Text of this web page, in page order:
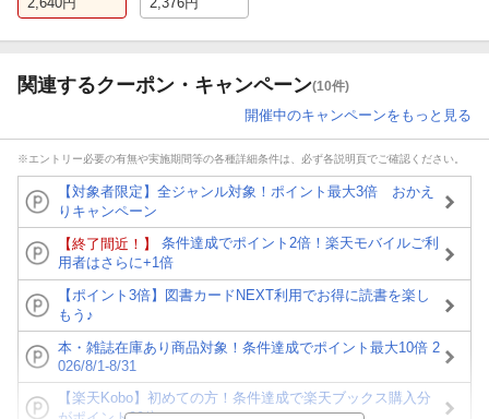
関連するクーポン・キャンペーン(10件)
開催中のキャンペーンをもっと見る
※エントリー必要の有無や実施期間等の各種詳細条件は、必ず各説明頁でご確認ください。
【対象者限定】全ジャンル対象！ポイント最大3倍 おかえ
りキャンペーン
【終了間近！】
条件達成でポイント2倍！楽天モバイルご利
用者はさらに+1倍
【ポイント3倍】図書カードNEXT利用でお得に読書を楽し
もう♪
本・雑誌在庫あり商品対象！条件達成でポイント最大10倍 2
026/8/1-8/31
【楽天Kobo】初めての方！条件達成で楽天ブックス購入分